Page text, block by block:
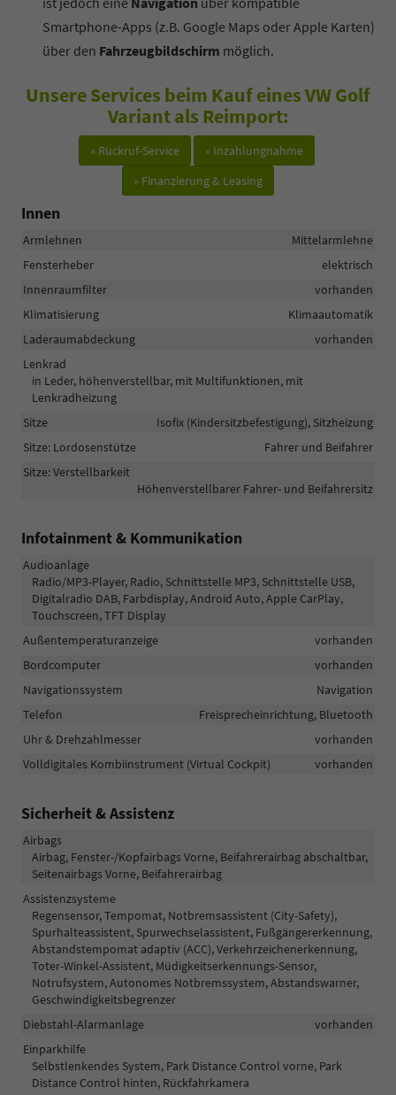
Smartphone-Apps (z.B. Google Maps oder Apple Karten)
über den Fahrzeugbildschirm möglich.
Unsere Services beim Kauf eines VW Golf
Variant als Reimport:
» Rückruf-Service
» Inzahlungnahme
» Finanzierung & Leasing
Innen
Armlehnen
Mittelarmlehne
Fensterheber
elektrisch
Innenraumfilter
vorhanden
Klimatisierung
Klimaautomatik
Laderaumabdeckung
vorhanden
Lenkrad
in Leder, höhenverstellbar, mit Multifunktionen, mit
Lenkradheizung
Sitze
Isofix (Kindersitzbefestigung), Sitzheizung
Sitze: Lordosenstütze
Fahrer und Beifahrer
Sitze: Verstellbarkeit
Höhenverstellbarer Fahrer- und Beifahrersitz
Infotainment & Kommunikation
Audioanlage
Radio/MP3-Player, Radio, Schnittstelle MP3, Schnittstelle USB,
Digitalradio DAB, Farbdisplay, Android Auto, Apple CarPlay,
Touchscreen, TFT Display
Außentemperaturanzeige
vorhanden
Bordcomputer
vorhanden
Navigationssystem
Navigation
Telefon
Freisprecheinrichtung, Bluetooth
Uhr & Drehzahlmesser
vorhanden
Volldigitales Kombiinstrument (Virtual Cockpit)
vorhanden
Sicherheit & Assistenz
Airbags
Airbag, Fenster-/Kopfairbags Vorne, Beifahrerairbag abschaltbar,
Seitenairbags Vorne, Beifahrerairbag
Assistenzsysteme
Regensensor, Tempomat, Notbremsassistent (City-Safety),
Spurhalteassistent, Spurwechselassistent, Fußgängererkennung,
Abstandstempomat adaptiv (ACC), Verkehrzeichenerkennung,
Toter-Winkel-Assistent, Müdigkeitserkennungs-Sensor,
Notrufsystem, Autonomes Notbremssystem, Abstandswarner,
Geschwindigkeitsbegrenzer
Diebstahl-Alarmanlage
vorhanden
Einparkhilfe
Selbstlenkendes System, Park Distance Control vorne, Park
Distance Control hinten, Rückfahrkamera